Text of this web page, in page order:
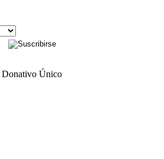
Donativo Único